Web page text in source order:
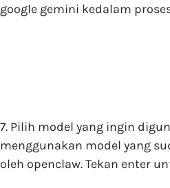
google gemini kedalam
7. Pilih model yang ingin
menggunakan model yang
oleh openclaw. Tekan enter